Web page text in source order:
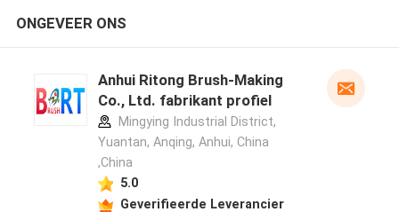
ONGEVEER ONS
Anhui Ritong Brush-Making
Co., Ltd. fabrikant profiel
Mingying Industrial District,
Yuantan, Anqing, Anhui, China
,China
5.0
Geverifieerde Leverancier